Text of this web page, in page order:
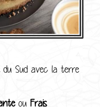
du Sud avec la terre
ou Frais